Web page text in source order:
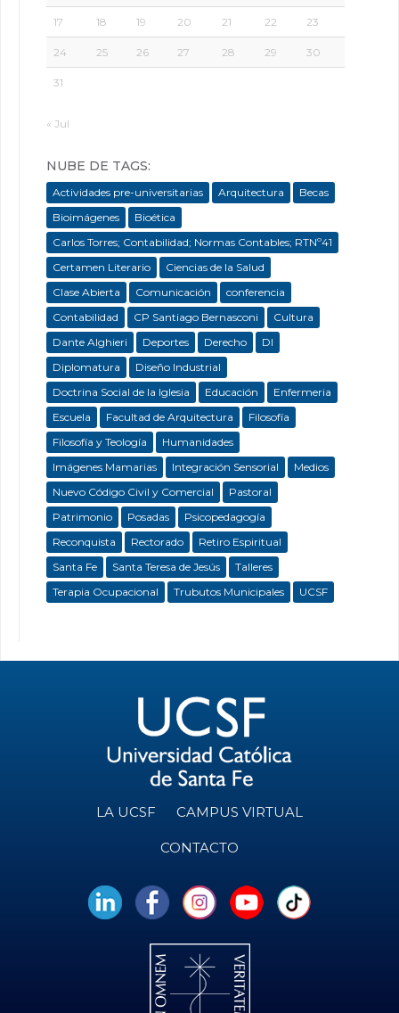
17 18 19 20 21 22 23
24 25 26 27 28 29 30
31
« Jul
NUBE DE TAGS:
Actividades pre-universitarias Arquitectura
Becas
Bioimágenes
Bioética
Carlos Torres; Contabilidad; Normas Contables; RTNº41
Certamen Literario
Ciencias de la Salud
Clase Abierta
Comunicación
conferencia
Contabilidad
CP Santiago Bernasconi
Cultura
Dante Alghieri
Deportes Derecho
DI
Diplomatura
Diseño Industrial
Doctrina Social de la Iglesia
Educación
Enfermeria
Escuela
Facultad de Arquitectura
Filosofía
Filosofía y Teología
Humanidades
Imágenes Mamarias
Integración Sensorial
Medios
Nuevo Código Civil y Comercial
Pastoral
Patrimonio
Posadas
Psicopedagogía
Reconquista
Rectorado
Retiro Espiritual
Santa Fe
Santa Teresa de Jesús
Talleres
Terapia Ocupacional
Trubutos Municipales UCSF
LA UCSF CAMPUS VIRTUAL
CONTACTO